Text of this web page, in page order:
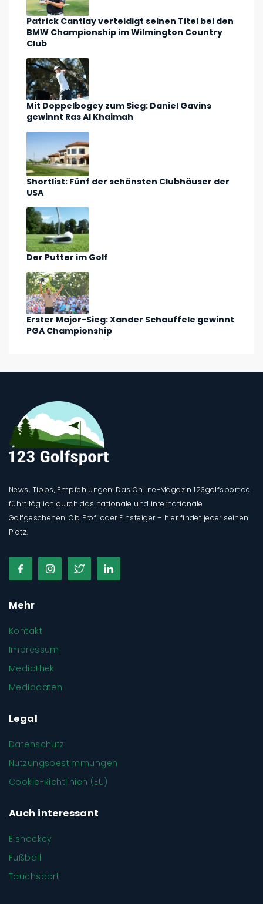
Patrick Cantlay verteidigt seinen Titel bei den
BMW Championship im Wilmington Country
Club
Mit Doppelbogey zum Sieg: Daniel Gavins
gewinnt Ras Al Khaimah
Shortlist: Fünf der schönsten Clubhäuser der
USA
Der Putter im Golf
Erster Major-Sieg: Xander Schauffele gewinnt
PGA Championship
News, Tipps, Empfehlungen: Das Online-Magazin 123golfsport.de
führt täglich durch das nationale und internationale
Golfgeschehen. Ob Profi oder Einsteiger – hier findet jeder seinen
Platz.
Mehr
Kontakt
Impressum
Mediathek
Mediadaten
Legal
Datenschutz
Nutzungsbestimmungen
Cookie-Richtlinien (EU)
Auch interessant
Eishockey
Fußball
Tauchsport